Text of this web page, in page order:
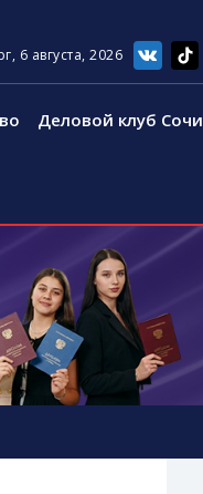
6 августа, 2026
Деловой клуб Сочи